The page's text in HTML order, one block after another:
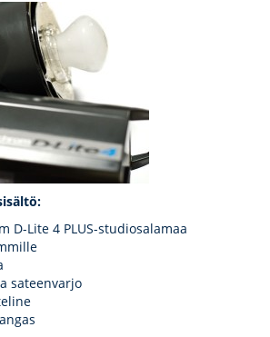
D-Lite 4 PLUS-studiosalamaa
sateenvarjo